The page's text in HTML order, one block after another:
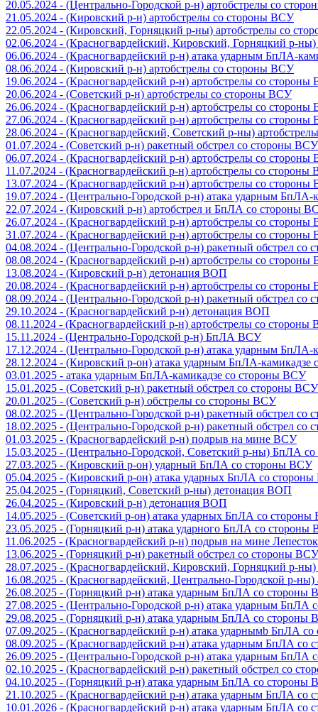
20.05.2024 - (Центрально-Городской р-н) артобстрелы со
21.05.2024 - (Кировский р-н) артобстрелы со стороны ВСУ
22.05.2024 - (Кировский, Горняцкий р-ны) артобстрелы со
02.06.2024 - (Красногвардейский, Кировский, Горняцкий р-
06.06.2024 - (Красногвардейский р-н) атака ударным БпЛА-
08.06.2024 - (Кировский р-н) артобстрелы со стороны ВСУ
19.06.2024 - (Красногвардейский р-н) артобстрелы со
20.06.2024 - (Советский р-н) артобстрелы со стороны ВСУ
26.06.2024 - (Красногвардейский р-н) артобстрелы со
27.06.2024 - (Красногвардейский р-н) артобстрелы со
28.06.2024 - (Красногвардейский, Советский р-ны)
01.07.2024 - (Советский р-н) ракетный обстрел со стороны ВСУ
06.07.2024 - (Красногвардейский р-н) артобстрелы со
11.07.2024 - (Красногвардейский р-н) артобстрелы со стороны
13.07.2024 - (Красногвардейский р-н) артобстрелы со
19.07.2024 - (Центрально-Городской р-н) атака ударным
22.07.2024 - (Кировский р-н) артобстрел и БпЛА со стороны
26.07.2024 - (Красногвардейский р-н) артобстрелы со
31.07.2024 - (Красногвардейский р-н) артобстрелы со
04.08.2024 - (Центрально-Городской р-н) ракетный обстрел со
08.08.2024 - (Красногвардейский р-н) артобстрелы со
13.08.2024 - (Кировский р-н) детонация ВОП
20.08.2024 - (Красногвардейский р-н) артобстрелы со
08.09.2024 - (Центрально-Городской р-н) ракетный обстрел со
29.10.2024 - (Красногвардейский р-н) детонация ВОП
08.11.2024 - (Красногвардейский р-н) артобстрелы со стороны
15.11.2024 - (Центрально-Городской р-н) БпЛА ВСУ
17.12.2024 - (Центрально-Городской р-н) атака ударным
28.12.2024 - (Кировский р-он) атака ударным БпЛА-
03.01.2025 - атака ударным БпЛА-камикадзе со стороны ВСУ
15.01.2025 - (Советский р-н) ракетный обстрел со стороны ВСУ
20.01.2025 - (Советский р-н) обстрелы со стороны ВСУ
08.02.2025 - (Центрально-Городской р-н) ракетный обстрел со
18.02.2025 - (Центрально-Городской р-н) ракетный обстрел со
01.03.2025 - (Красногвардейский р-н) подрыв на мине ВСУ
15.03.2025 - (Центрально-Городской, Советский р-ны) БпЛА
27.03.2025 - (Кировский р-он) ударный БпЛА со стороны ВСУ
05.04.2025 - (Кировский р-он) атака ударных БпЛА со
25.04.2025 - (Горняцкий, Советский р-ны) детонация ВОП
26.04.2025 - (Кировский р-н) детонация ВОП
14.05.2025 - (Советский р-он) атака ударных БпЛА со
23.05.2025 - (Горняцкий р-н) атака ударного БпЛА со стороны
11.06.2025 - (Красногвардейский р-н) подрыв на мине Лепесток
13.06.2025 - (Горняцкий р-н) ракетный обстрел со стороны ВСУ
28.07.2025 - (Красногвардейский, Кировский, Горняцкий р-
16.08.2025 - (Красногвардейский, Центрально-Городской р-
26.08.2025 - (Горняцкий р-н) атака ударным БпЛА со стороны
27.08.2025 - (Центрально-Городской р-н) атака ударным БпЛА
29.08.2025 - (Горняцкий р-н) атака ударным БпЛА со стороны
07.09.2025 - (Красногвардейский р-н) атака ударнымb БпЛА
08.09.2025 - (Красногвардейский р-н) атака ударным БпЛА со
26.09.2025 - (Центрально-Городской р-н) атака ударным БпЛА
02.10.2025 - (Красногвардейский р-н) ракетный обстрел со
04.10.2025 - (Горняцкий р-н) атака ударным БпЛА со стороны
21.10.2025 - (Красногвардейский р-н) атака ударным БпЛА со
10.01.2026 - (Красногвардейский р-н) атака ударным БпЛА со